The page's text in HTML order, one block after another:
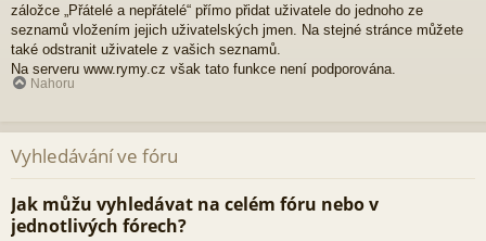
záložce „Přátelé a nepřátelé“ přímo přidat uživatele do jednoho ze
seznamů vložením jejich uživatelských jmen. Na stejné stránce můžete
také odstranit uživatele z vašich seznamů.
Na serveru www.rymy.cz však tato funkce není podporována.
Nahoru
Vyhledávání ve fóru
Jak můžu vyhledávat na celém fóru nebo v
jednotlivých fórech?